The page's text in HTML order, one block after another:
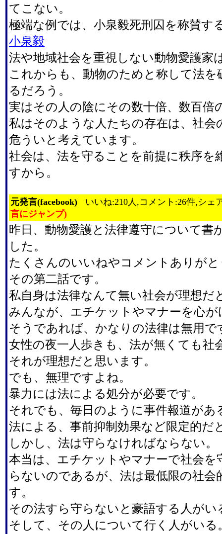
てこない。
極端な例では、小泉毅死刑囚を称賛す
小泉毅
法や地域社会を重視しない動物愛護家
これからも、動物のためと称して法を
るだろう。
実はその人の陰にその数十倍、数百倍
私はそのような人たちの存在は、社会
危ういと考えています。
社会は、法を守ることを前提に秩序を
すから。
元発言(facebook)
いいね:210人,コメント:26件,シェ
言にジャンプ)
昨日、動物愛護と法律遵守について書
した。
たくさんのいいねやコメントありが
その第二話です。
私自身は法律なんて無い社会が理想だ
みんなが、エチケットやマナーを心が
そうであれば、かなりの法律は無用で
女性の夜一人歩きも、法が無くても社
それが理想だと思います。
でも、無理ですよね。
暴力には法による処分が必要です。
それでも、毎日のように事件報道があ
法による、事前抑制効果など限定的だ
しかし、法は守らなければならない。
本当は、エチケットやマナーで社会を
らないのであるが、法は最低限の社会
す。
その法すら守らないと豪語する人がい
そして、その人について行く人がいる